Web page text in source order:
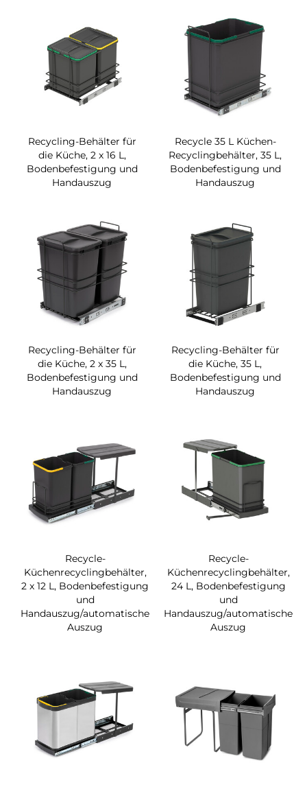
Recycling-Behälter für
die Küche, 2 x 16 L,
Bodenbefestigung und
Handauszug
Recycle 35 L Küchen-
Recyclingbehälter, 35 L,
Bodenbefestigung und
Handauszug
Recycling-Behälter für
die Küche, 2 x 35 L,
Bodenbefestigung und
Handauszug
Recycling-Behälter für
die Küche, 35 L,
Bodenbefestigung und
Handauszug
Recycle-
Küchenrecyclingbehälter,
2 x 12 L, Bodenbefestigung
und
Handauszug/automatische
Auszug
Recycle-
Küchenrecyclingbehälter,
24 L, Bodenbefestigung
und
Handauszug/automatische
Auszug